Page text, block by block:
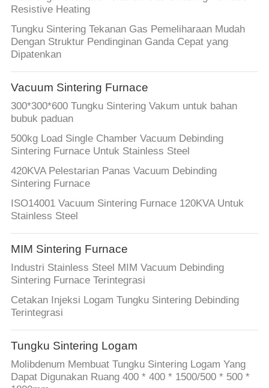
SITEMAP
KEBIJAKAN
PRIVASI
Resistive Heating
Tungku Sintering Tekanan Gas Pemeliharaan Mudah
Dengan Struktur Pendinginan Ganda Cepat yang
Dipatenkan
Vacuum Sintering Furnace
300*300*600 Tungku Sintering Vakum untuk bahan
bubuk paduan
500kg Load Single Chamber Vacuum Debinding
Sintering Furnace Untuk Stainless Steel
420KVA Pelestarian Panas Vacuum Debinding
Sintering Furnace
ISO14001 Vacuum Sintering Furnace 120KVA Untuk
Stainless Steel
MIM Sintering Furnace
Industri Stainless Steel MIM Vacuum Debinding
Sintering Furnace Terintegrasi
Cetakan Injeksi Logam Tungku Sintering Debinding
Terintegrasi
Tungku Sintering Logam
Molibdenum Membuat Tungku Sintering Logam Yang
Dapat Digunakan Ruang 400 * 400 * 1500/500 * 500 *